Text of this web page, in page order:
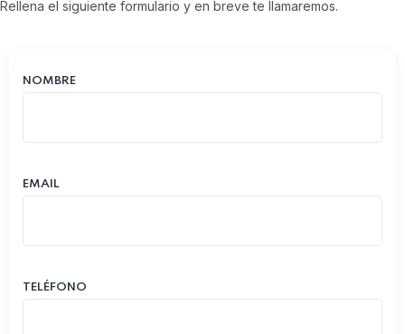
Rellena el siguiente formulario y en breve te llamaremos.
NOMBRE
EMAIL
TELÉFONO